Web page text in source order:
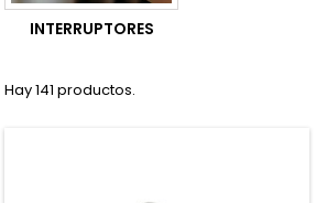
INTERRUPTORES
Hay 141 productos.